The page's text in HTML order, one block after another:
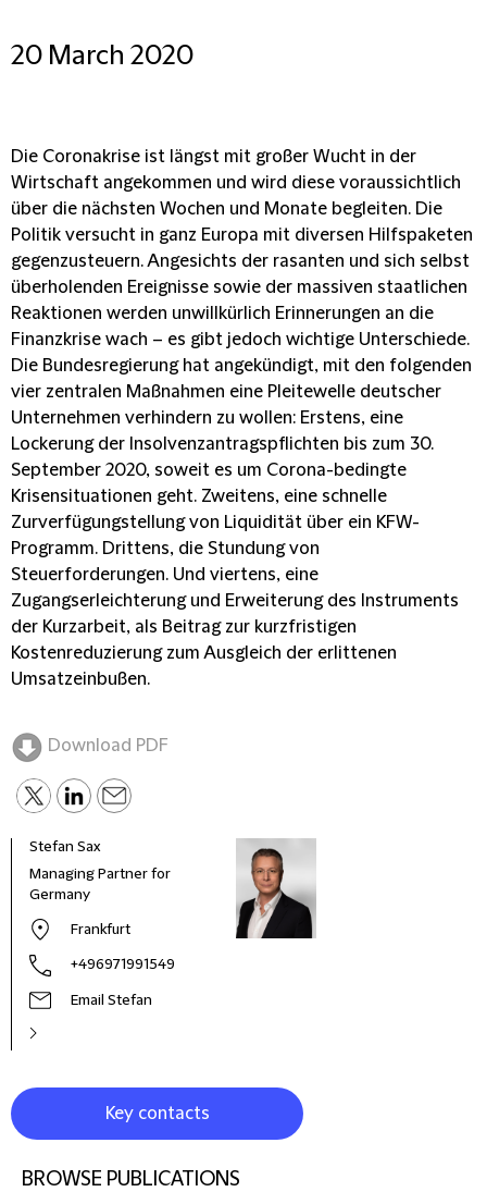
20 March 2020
Die Coronakrise ist längst mit großer Wucht in der
Wirtschaft angekommen und wird diese voraussichtlich
über die nächsten Wochen und Monate begleiten. Die
Politik versucht in ganz Europa mit diversen Hilfspaketen
gegenzusteuern. Angesichts der rasanten und sich selbst
überholenden Ereignisse sowie der massiven staatlichen
Reaktionen werden unwillkürlich Erinnerungen an die
Finanzkrise wach – es gibt jedoch wichtige Unterschiede.
Die Bundesregierung hat angekündigt, mit den folgenden
vier zentralen Maßnahmen eine Pleitewelle deutscher
Unternehmen verhindern zu wollen: Erstens, eine
Lockerung der Insolvenzantragspflichten bis zum 30.
September 2020, soweit es um Corona-bedingte
Krisensituationen geht. Zweitens, eine schnelle
Zurverfügungstellung von Liquidität über ein KFW-
Programm. Drittens, die Stundung von
Steuerforderungen. Und viertens, eine
Zugangserleichterung und Erweiterung des Instruments
der Kurzarbeit, als Beitrag zur kurzfristigen
Kostenreduzierung zum Ausgleich der erlittenen
Umsatzeinbußen.
Download PDF
Stefan Sax
Managing Partner for
Germany
Frankfurt
+496971991549
Email Stefan
Key contacts
BROWSE PUBLICATIONS